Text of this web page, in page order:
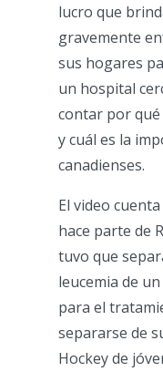
lucro que
gravemente
sus hogares
un hospital
contar por qué
y cuál es la
canadienses.
El video
hace parte de
tuvo que
leucemia de
para el
separarse de
Hockey de